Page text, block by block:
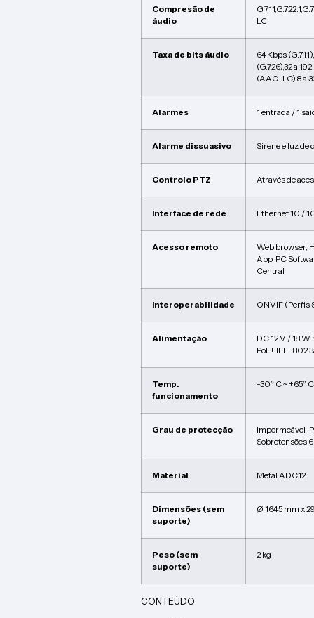
Compresão de
áudio
LC
Taxa de bits áudio
64 Kbps
(G.726),32 a
(AAC-LC),8 a
Alarmes 1 entrada / 1
Alarme dissuasivo Sirene e luz de
Controlo PTZ Através de
Interface de rede Ethernet 10 /
Acesso remoto
Web browser,
App, PC
Central
Interoperabilidade ONVIF (Perfis
Alimentação
DC 12 V / 18 W
PoE+
Temp.
funcionamento
-30º C ~ +65º C
Grau de protecção
Impermeável
Sobretensões
Material Metal ADC12
Dimensões (sem
suporte)
Ø 164.5 mm x
Peso (sem
suporte)
2 kg
CONTEÚDO